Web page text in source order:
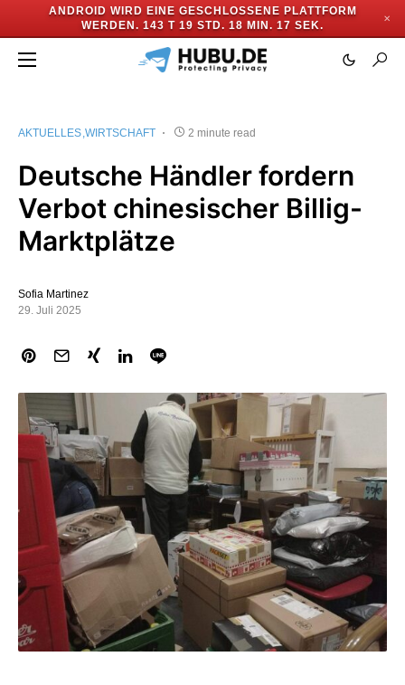
ANDROID WIRD EINE GESCHLOSSENE PLATTFORM
WERDEN. 143 T 19 STD. 18 MIN. 17 SEK.
✕
AKTUELLES WIRTSCHAFT 2 minute read
Deutsche Händler fordern
Verbot chinesischer Billig-
Marktplätze
Sofia Martinez
29. Juli 2025